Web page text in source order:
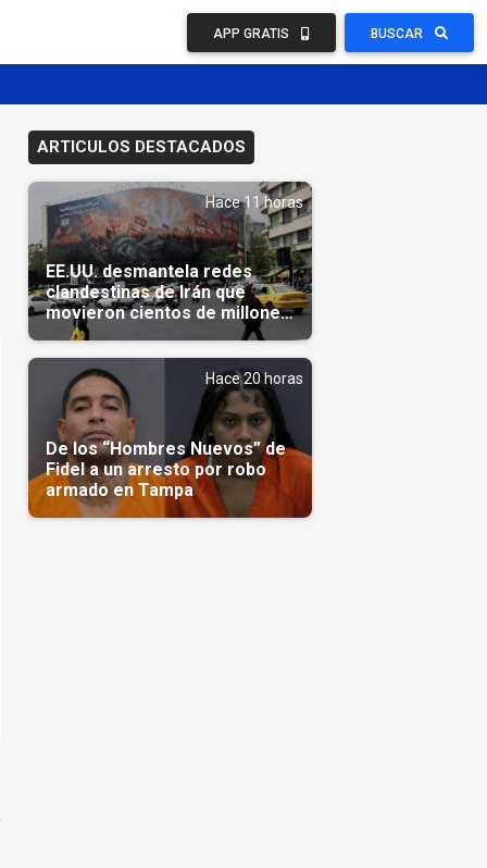
APP GRATIS BUSCAR
ARTICULOS DESTACADOS
Hace 11 horas
EE.UU. desmantela redes
clandestinas de Irán que
movieron cientos de millones
de dólares
Hace 20 horas
De los “Hombres Nuevos” de
Fidel a un arresto por robo
armado en Tampa